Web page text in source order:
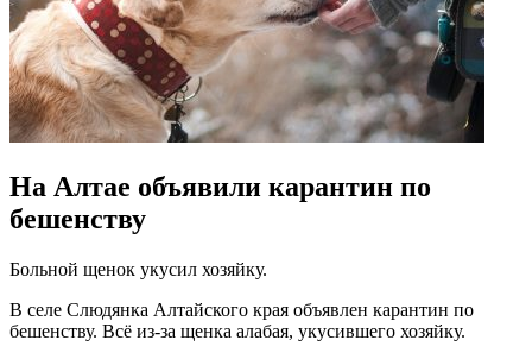
На Алтае объявили карантин по
бешенству
Больной щенок укусил хозяйку.
В селе Слюдянка Алтайского края объявлен карантин по
бешенству. Всё из-за щенка алабая, укусившего хозяйку.